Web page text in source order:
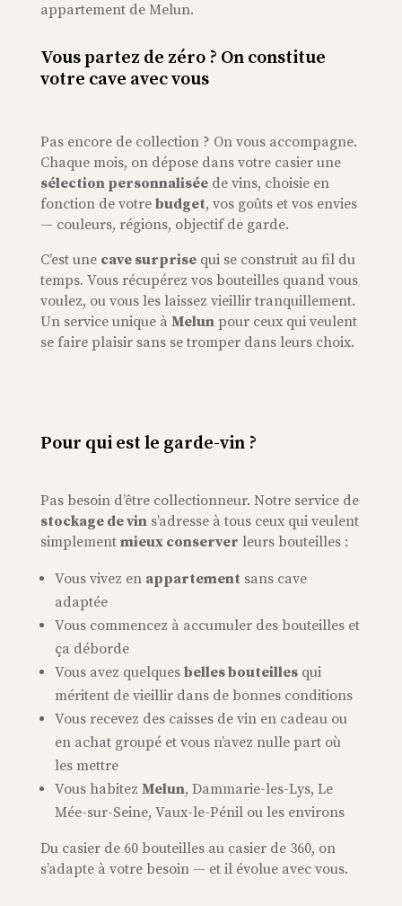
appartement de Melun.
Vous partez de zéro ? On constitue
votre cave avec vous
Pas encore de collection ? On vous accompagne.
Chaque mois, on dépose dans votre casier une
sélection personnaliséede vins, choisie en
fonction de votre budget, vos goûts et vos envies
— couleurs, régions, objectif de garde.
C’est une cave surprisequi se construit au fil du
temps. Vous récupérez vos bouteilles quand vous
voulez, ou vous les laissez vieillir tranquillement.
Un service unique à Melunpour ceux qui veulent
se faire plaisir sans se tromper dans leurs choix.
Pour qui est le garde-vin ?
Pas besoin d’être collectionneur. Notre service de
stockage de vins’adresse à tous ceux qui veulent
simplement mieux conserver leurs bouteilles :
Vous vivez en appartement sans cave
adaptée
Vous commencez à accumuler des bouteilles et
ça déborde
Vous avez quelques belles bouteillesqui
méritent de vieillir dans de bonnes conditions
Vous recevez des caisses de vin en cadeau ou
en achat groupé et vous n’avez nulle part où
les mettre
Vous habitez Melun, Dammarie-les-Lys, Le
Mée-sur-Seine, Vaux-le-Pénil ou les environs
Du casier de 60 bouteilles au casier de 360, on
s’adapte à votre besoin — et il évolue avec vous.